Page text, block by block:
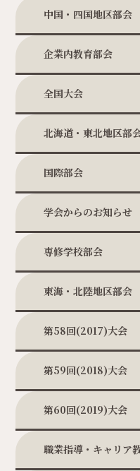
中国・四国地区部会
企業内教育部会
全国大会
北海道・東北地区部
国際部会
学会からのお知らせ
専修学校部会
東海・北陸地区部会
第58回(2017)大会
第59回(2018)大会
第60回(2019)大会
職業指導・キャリア